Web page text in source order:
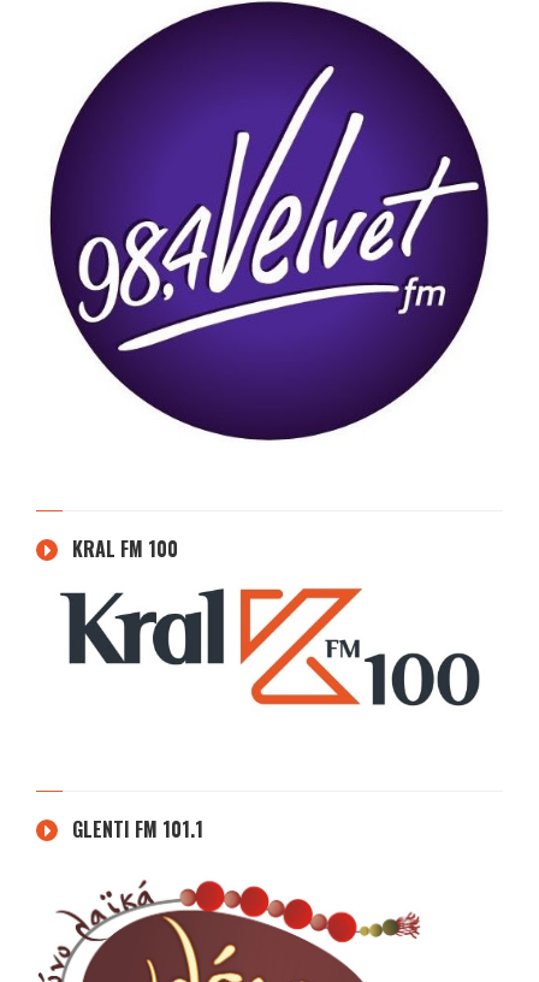
KRAL FM 100
GLENTI FM 101.1